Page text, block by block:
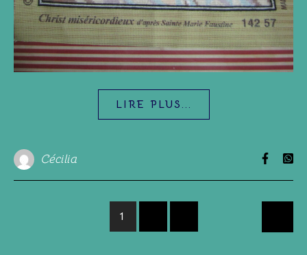
LIRE PLUS...
Cécilia
1